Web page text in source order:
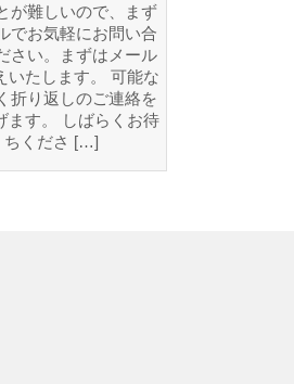
が難しいので、まず
でお気軽にお問い合
さい。まずはメール
いたします。 可能な
折り返しのご連絡を
ます。 しばらくお待
ちくださ […]